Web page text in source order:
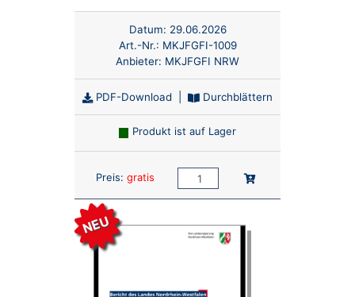
Datum: 29.06.2026
Art.-Nr.: MKJFGFI-1009
Anbieter: MKJFGFI NRW
PDF-Download Durchblättern
Produkt ist auf Lager
Preis: gratis Anzahl: In den Warenkorb
NEU